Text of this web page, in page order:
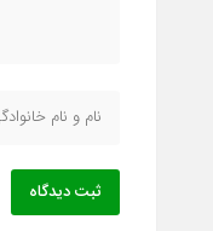
ثبت دیدگاه